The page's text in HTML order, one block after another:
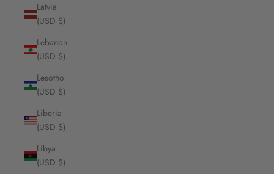
Latvia
(USD $)
Lebanon
(USD $)
Lesotho
(USD $)
Liberia
(USD $)
Libya
(USD $)